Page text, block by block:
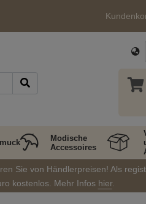
Modische
Accessoires
Sie von Händlerpreisen! Als
kostenlos. Mehr Infos hier.